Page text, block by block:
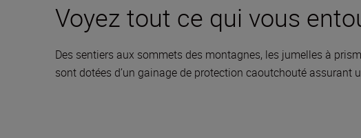
Voyez tout ce qui vous
Des sentiers aux sommets des montagnes, les jumelles à
sont dotées d’un gainage de protection caoutchouté